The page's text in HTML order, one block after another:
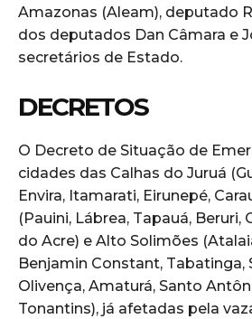
Amazonas (Aleam), deputado
dos deputados Dan Câmara e
secretários de Estado.
DECRETOS
O Decreto de Situação de
cidades das Calhas do Juruá
Envira, Itamarati, Eirunepé,
(Pauini, Lábrea, Tapauá, Beruri,
do Acre) e Alto Solimões
Benjamin Constant, Tabatinga,
Olivença, Amaturá, Santo
Tonantins), já afetadas pela